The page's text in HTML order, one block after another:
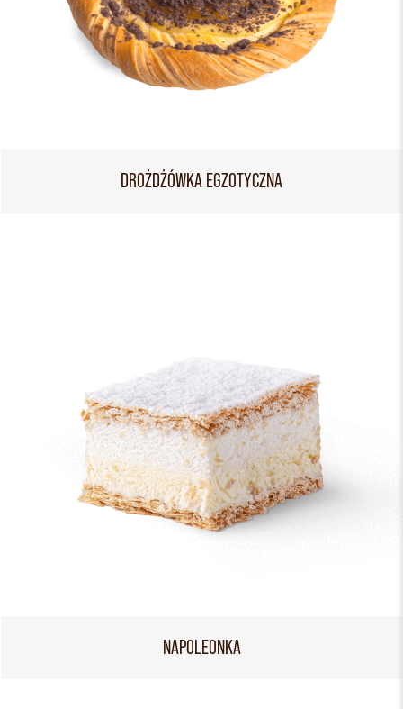
DROŻDŻÓWKA EGZOTYCZNA
NAPOLEONKA